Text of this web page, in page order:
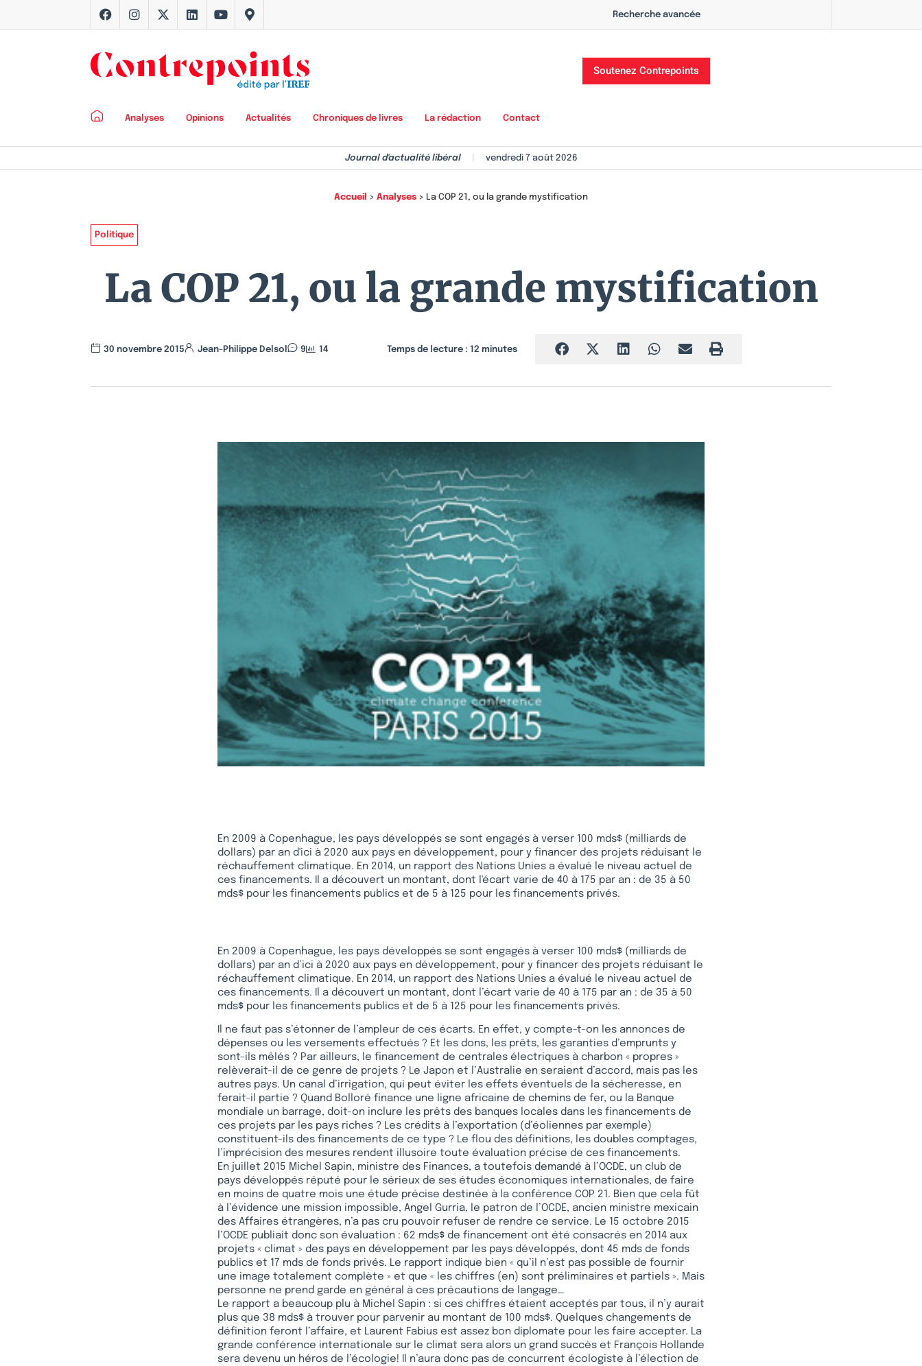
Recherche avancée
Soutenez Contrepoints
Analyses Opinions Actualités Chroniques de livres La rédaction Contact
Journal d'actualité libéral vendredi 7 août 2026
Accueil > Analyses > La COP 21, ou la grande mystification
Politique
La COP 21, ou la grande mystification
30 novembre 2015 Jean-Philippe Delsol 9 14 Temps de lecture : 12 minutes
En 2009 à Copenhague, les pays développés se sont engagés à verser 100 mds$ (milliards de
dollars) par an d'ici à 2020 aux pays en développement, pour y financer des projets réduisant le
réchauffement climatique. En 2014, un rapport des Nations Unies a évalué le niveau actuel de
ces financements. Il a découvert un montant, dont l'écart varie de 40 à 175 par an : de 35 à 50
mds$ pour les financements publics et de 5 à 125 pour les financements privés.
En 2009 à Copenhague, les pays développés se sont engagés à verser 100 mds$ (milliards de
dollars) par an d’ici à 2020 aux pays en développement, pour y financer des projets réduisant le
réchauffement climatique. En 2014, un rapport des Nations Unies a évalué le niveau actuel de
ces financements. Il a découvert un montant, dont l’écart varie de 40 à 175 par an : de 35 à 50
mds$ pour les financements publics et de 5 à 125 pour les financements privés.
Il ne faut pas s’étonner de l’ampleur de ces écarts. En effet, y compte-t-on les annonces de
dépenses ou les versements effectués ? Et les dons, les prêts, les garanties d’emprunts y
sont-ils mêlés ? Par ailleurs, le financement de centrales électriques à charbon « propres »
relèverait-il de ce genre de projets ? Le Japon et l’Australie en seraient d’accord, mais pas les
autres pays. Un canal d’irrigation, qui peut éviter les effets éventuels de la sécheresse, en
ferait-il partie ? Quand Bolloré finance une ligne africaine de chemins de fer, ou la Banque
mondiale un barrage, doit-on inclure les prêts des banques locales dans les financements de
ces projets par les pays riches ? Les crédits à l’exportation (d’éoliennes par exemple)
constituent-ils des financements de ce type ? Le flou des définitions, les doubles comptages,
l’imprécision des mesures rendent illusoire toute évaluation précise de ces financements.
En juillet 2015 Michel Sapin, ministre des Finances, a toutefois demandé à l’OCDE, un club de
pays développés réputé pour le sérieux de ses études économiques internationales, de faire
en moins de quatre mois une étude précise destinée à la conférence COP 21. Bien que cela fût
à l’évidence une mission impossible, Angel Gurria, le patron de l’OCDE, ancien ministre mexicain
des Affaires étrangères, n’a pas cru pouvoir refuser de rendre ce service. Le 15 octobre 2015
l’OCDE publiait donc son évaluation : 62 mds$ de financement ont été consacrés en 2014 aux
projets « climat » des pays en développement par les pays développés, dont 45 mds de fonds
publics et 17 mds de fonds privés. Le rapport indique bien « qu’il n’est pas possible de fournir
une image totalement complète » et que « les chiffres (en) sont préliminaires et partiels ». Mais
personne ne prend garde en général à ces précautions de langage…
Le rapport a beaucoup plu à Michel Sapin : si ces chiffres étaient acceptés par tous, il n’y aurait
plus que 38 mds$ à trouver pour parvenir au montant de 100 mds$. Quelques changements de
définition feront l’affaire, et Laurent Fabius est assez bon diplomate pour les faire accepter. La
grande conférence internationale sur le climat sera alors un grand succès et François Hollande
sera devenu un héros de l’écologie! Il n’aura donc pas de concurrent écologiste à l’élection de